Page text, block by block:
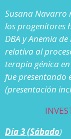
Susana Navarro
los progenitores
DBA y Anemia
relativa al
terapia génica
fue presentando
(presentación
Día 3 (Sábado)